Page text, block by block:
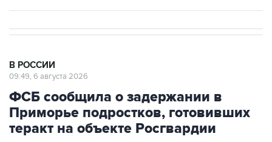
В РОССИИ
09:49, 6 августа 2026
ФСБ сообщила о задержании в
Приморье подростков, готовивших
теракт на объекте Росгвардии